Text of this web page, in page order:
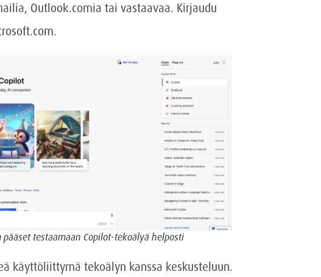
Outlook.comia tai vastaavaa. Kirjaudu
testaamaan Copilot-tekoälyä helposti
käyttöliittymä tekoälyn kanssa keskusteluun.